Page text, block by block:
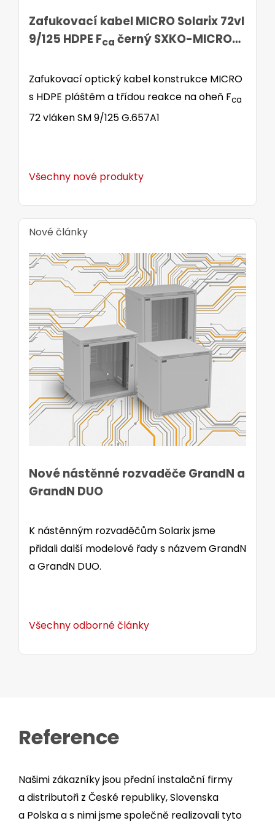
Zafukovací kabel MICRO Solarix 72vl
9/125 HDPE Fca černý SXKO-MICRO-
Zafukovací optický kabel konstrukce MICRO
s HDPE pláštěm a třídou reakce na oheň Fca
72 vláken SM 9/125 G.657A1
Všechny nové produkty
Nové články
Nové nástěnné rozvaděče GrandN a
GrandN DUO
K nástěnným rozvaděčům Solarix jsme
přidali další modelové řady s názvem GrandN
a GrandN DUO.
Všechny odborné články
Reference
Našimi zákazníky jsou přední instalační firmy
a distributoři z České republiky, Slovenska
a Polska a s nimi jsme společně realizovali tyto